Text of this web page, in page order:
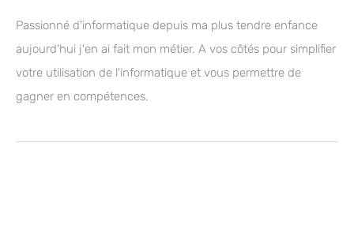
Passionné d'informatique depuis ma plus tendre enfance
aujourd'hui j'en ai fait mon métier. A vos côtés pour simplifier
votre utilisation de l'informatique et vous permettre de
gagner en compétences.